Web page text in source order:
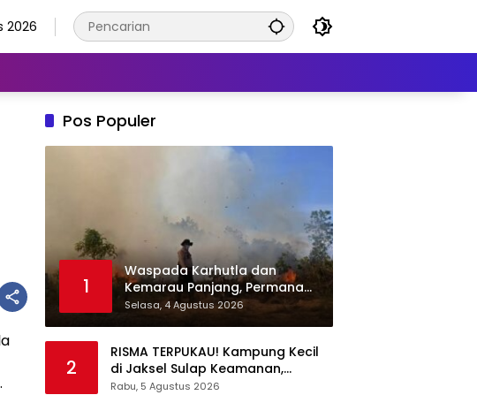
2026
Pos Populer
1
Waspada Karhutla dan
Kemarau Panjang, Permana
Irmansyah Tekankan Mitigasi
Berbasis Komunitas
Selasa, 4 Agustus 2026
2
RISMA TERPUKAU! Kampung Kecil
di Jaksel Sulap Keamanan,
Sampah, hingga Ketahanan
Rabu, 5 Agustus 2026